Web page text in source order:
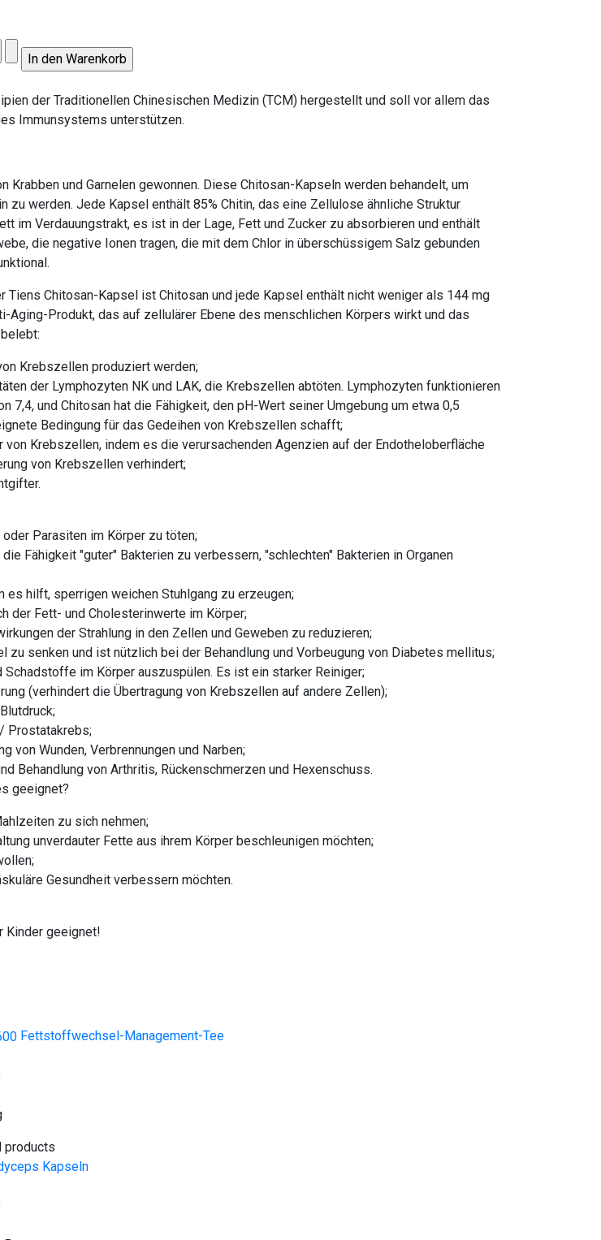
der Traditionellen Chinesischen Medizin (TCM) hergestellt und soll vor allem das
Immunsystems unterstützen.
Krabben und Garnelen gewonnen. Diese Chitosan-Kapseln werden behandelt, um
zu werden. Jede Kapsel enthält 85% Chitin, das eine Zellulose ähnliche Struktur
im Verdauungstrakt, es ist in der Lage, Fett und Zucker zu absorbieren und enthält
die negative Ionen tragen, die mit dem Chlor in überschüssigem Salz gebunden
Tiens Chitosan-Kapsel ist Chitosan und jede Kapsel enthält nicht weniger als 144 mg
Aging-Produkt, das auf zellulärer Ebene des menschlichen Körpers wirkt und das
Krebszellen produziert werden;
der Lymphozyten NK und LAK, die Krebszellen abtöten. Lymphozyten funktionieren
7,4, und Chitosan hat die Fähigkeit, den pH-Wert seiner Umgebung um etwa 0,5
Bedingung für das Gedeihen von Krebszellen schafft;
von Krebszellen, indem es die verursachenden Agenzien auf der Endotheloberfläche
von Krebszellen verhindert;
Parasiten im Körper zu töten;
Fähigkeit "guter" Bakterien zu verbessern, "schlechten" Bakterien in Organen
es hilft, sperrigen weichen Stuhlgang zu erzeugen;
der Fett- und Cholesterinwerte im Körper;
der Strahlung in den Zellen und Geweben zu reduzieren;
zu senken und ist nützlich bei der Behandlung und Vorbeugung von Diabetes mellitus;
im Körper auszuspülen. Es ist ein starker Reiniger;
(verhindert die Übertragung von Krebszellen auf andere Zellen);
Prostatakrebs;
von Wunden, Verbrennungen und Narben;
Behandlung von Arthritis, Rückenschmerzen und Hexenschuss.
geeignet?
zu sich nehmen;
unverdauter Fette aus ihrem Körper beschleunigen möchten;
Gesundheit verbessern möchten.
Kinder geeignet!
Fettstoffwechsel-Management-Tee
products
Kapseln